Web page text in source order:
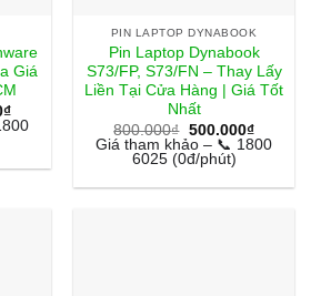
Giá
₫Giá
hiện
300.000₫.
PIN LAPTOP DYNABOOK
Pin Laptop Dynabook
S73/FP, S73/FN – Thay Lấy
Liền Tại Cửa Hàng | Giá Tốt
Nhất
800.000₫ Giá
gốc
là:
800.000₫.
500.000₫Giá
hiện
Giá tham khảo – 📞 1800
6025 (0đ/phút)